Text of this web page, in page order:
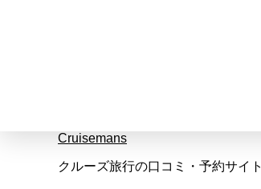
Cruisemans
クルーズ旅行の口コミ・予約サイト